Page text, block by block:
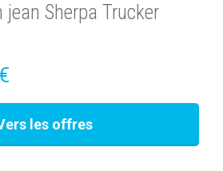
jean Sherpa Trucker
les offres